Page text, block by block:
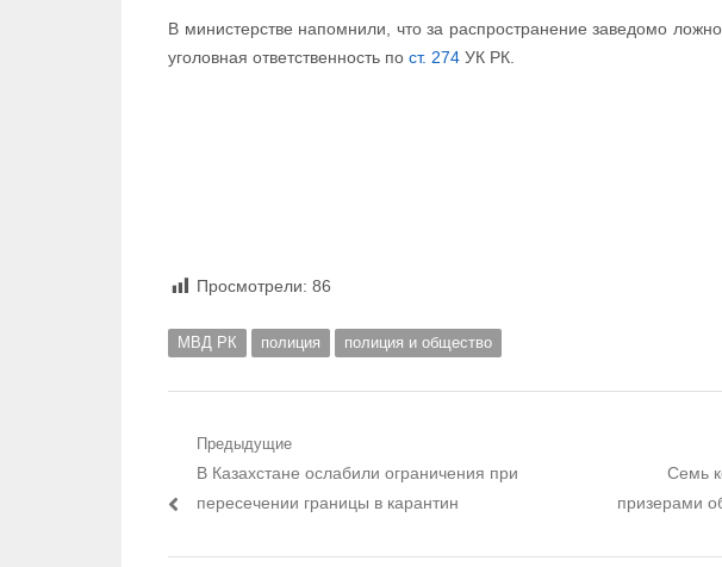
В министерстве напомнили, что за распространение заведомо
уголовная ответственность по ст. 274 УК РК.
Просмотрели: 86
МВД РК полиция полиция и общество
Навигация по записям
Предыдущие
Предыдущий пост:
В Казахстане ослабили ограничения при
пересечении границы в карантин
Семь
призерами